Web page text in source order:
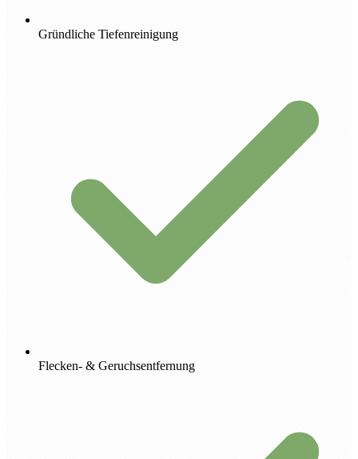
Gründliche Tiefenreinigung
Flecken- & Geruchsentfernung